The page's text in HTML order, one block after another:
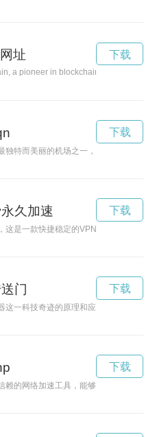
址
a pioneer in blockchain technology,
下载
独特而美丽的机场之一，位于山脚下，
下载
久加速
这是一款快捷稳定的VPN软件，可以帮
下载
门
这一科技奇迹的原理和应用，探讨了其在
下载
赖的网络加速工具，能够有效提升用户
下载